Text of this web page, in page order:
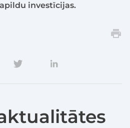
investīcijas.